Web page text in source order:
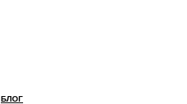
БЛОГ